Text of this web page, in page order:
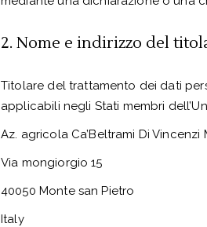
2. Nome e indirizzo del
Titolare del trattamento dei dati
applicabili negli Stati membri
Az. agricola Ca’Beltrami Di Vincenzi
Via mongiorgio 15
40050 Monte san Pietro
Italy